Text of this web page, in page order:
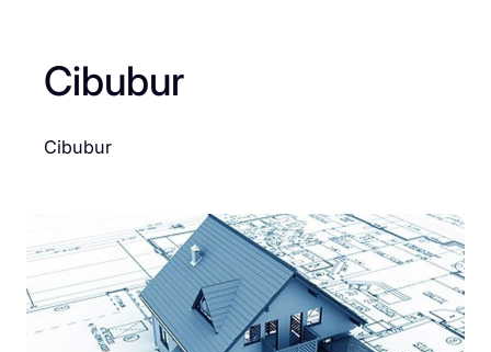
Cibubur
Cibubur